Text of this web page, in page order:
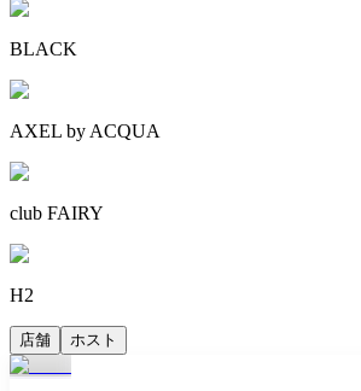
BLACK
AXEL by ACQUA
club FAIRY
H2
店舗 ホスト